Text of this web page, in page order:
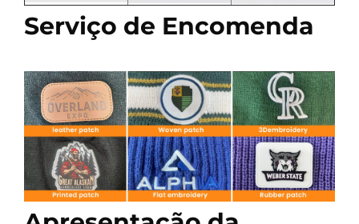
Serviço de Encomenda